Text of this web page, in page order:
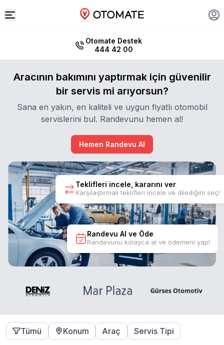
Otomate Destek
444 42 00
Aracının bakımını yaptırmak için güvenilir
bir servis mi arıyorsun?
Sana en yakın, en kaliteli ve uygun fiyatlı otomobil
servislerini bul. Randevunu hemen al!
Hemen Randevu Al
Teklifleri incele, kararını ver
Karşılaştırmalı teklifleri incele ve dilediğini seç!
Randevu Al ve Öde
Randevunu kolayca al ve ödemeni yap!
Tümü Konum Araç Servis Tipi